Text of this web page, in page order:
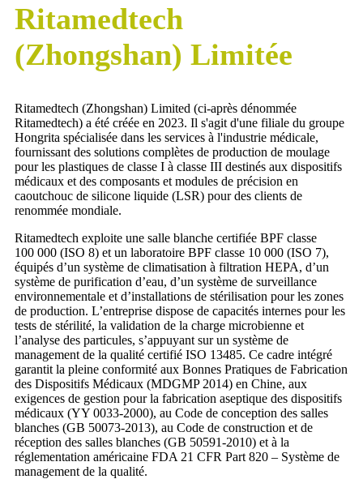
Ritamedtech
(Zhongshan) Limitée
Ritamedtech (Zhongshan) Limited (ci-après dénommée
Ritamedtech) a été créée en 2023. Il s'agit d'une filiale du groupe
Hongrita spécialisée dans les services à l'industrie médicale,
fournissant des solutions complètes de production de moulage
pour les plastiques de classe I à classe III destinés aux dispositifs
médicaux et des composants et modules de précision en
caoutchouc de silicone liquide (LSR) pour des clients de
renommée mondiale.
Ritamedtech exploite une salle blanche certifiée BPF classe
100 000 (ISO 8) et un laboratoire BPF classe 10 000 (ISO 7),
équipés d’un système de climatisation à filtration HEPA, d’un
système de purification d’eau, d’un système de surveillance
environnementale et d’installations de stérilisation pour les zones
de production. L’entreprise dispose de capacités internes pour les
tests de stérilité, la validation de la charge microbienne et
l’analyse des particules, s’appuyant sur un système de
management de la qualité certifié ISO 13485. Ce cadre intégré
garantit la pleine conformité aux Bonnes Pratiques de Fabrication
des Dispositifs Médicaux (MDGMP 2014) en Chine, aux
exigences de gestion pour la fabrication aseptique des dispositifs
médicaux (YY 0033-2000), au Code de conception des salles
blanches (GB 50073-2013), au Code de construction et de
réception des salles blanches (GB 50591-2010) et à la
réglementation américaine FDA 21 CFR Part 820 – Système de
management de la qualité.